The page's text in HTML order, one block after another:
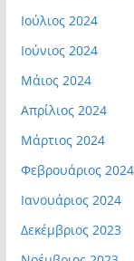
Ιούλιος 2024
Ιούνιος 2024
Μάιος 2024
Απρίλιος 2024
Μάρτιος 2024
Φεβρουάριος 2024
Ιανουάριος 2024
Δεκέμβριος 2023